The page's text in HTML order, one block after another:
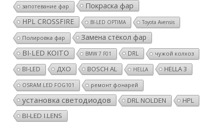
запотевание фар Покраска фар
HPL CROSSFIRE BI-LED OPTIMA Toyota Avensis
Полировка фар
Замена стёкол фар
BI-LED KOITO
BMW 7 F01 DRL чужой колхоз
BI-LED ДХО BOSCH AL HELLA HELLA 3
OSRAM LED FOG101 ремонт фонарей
установка светодиодов DRL NOLDEN
HPL
BI-LED I.LENS